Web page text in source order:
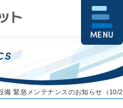
MENU
備 緊急メンテナンスのお知らせ（10/